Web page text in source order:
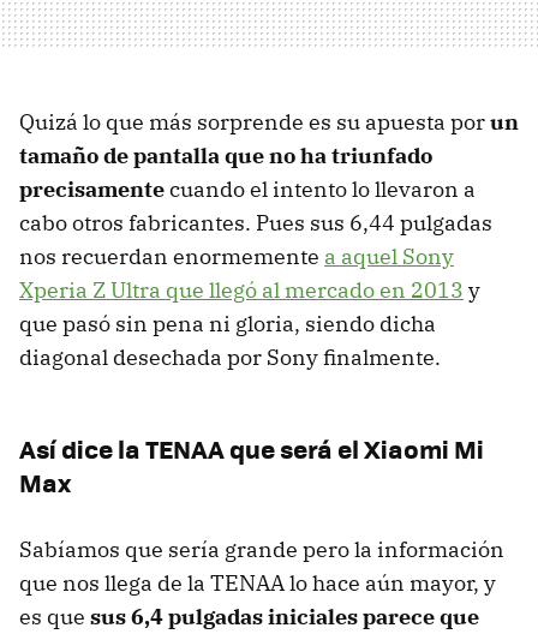
Quizá lo que más sorprende es su apuesta porun
tamaño de pantalla que no ha triunfado
precisamentecuando el intento lo llevaron a
cabo otros fabricantes. Pues sus 6,44 pulgadas
nos recuerdan enormemente a aquel Sony
Xperia Z Ultra que llegó al mercado en 2013 y
que pasó sin pena ni gloria, siendo dicha
diagonal desechada por Sony finalmente.
Así dice la TENAA que será el Xiaomi Mi
Max
Sabíamos que sería grande pero la información
que nos llega de la TENAA lo hace aún mayor, y
es que sus 6,4 pulgadas iniciales parece que